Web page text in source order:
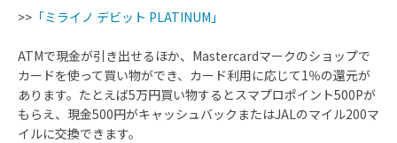
>> 「ミライノ デビット PLATINUM」
ATMで現金が引き出せるほか、Mastercardマークのショップで
カードを使って買い物ができ、カード利用に応じて1％の還元が
あります。たとえば5万円買い物するとスマプロポイント500Pが
もらえ、現金500円がキャッシュバックまたはJALのマイル200マ
イルに交換できます。